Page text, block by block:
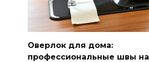
Оверлок для дома:
профессиональные швы на